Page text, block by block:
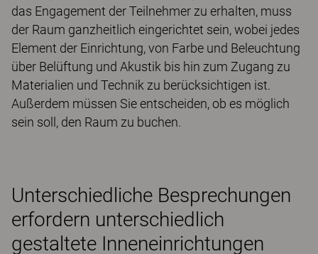
das Engagement der Teilnehmer zu erhalten, muss
der Raum ganzheitlich eingerichtet sein, wobei jedes
Element der Einrichtung, von Farbe und Beleuchtung
über Belüftung und Akustik bis hin zum Zugang zu
Materialien und Technik zu berücksichtigen ist.
Außerdem müssen Sie entscheiden, ob es möglich
sein soll, den Raum zu buchen.
Unterschiedliche Besprechungen
erfordern unterschiedlich
gestaltete Inneneinrichtungen